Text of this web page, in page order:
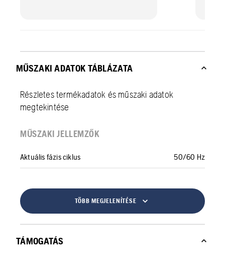
MŰSZAKI ADATOK TÁBLÁZATA
Részletes termékadatok és műszaki adatok
megtekintése
MŰSZAKI JELLEMZŐK
Aktuális fázis ciklus 50/60 Hz
TÖBB MEGJELENÍTÉSE
TÁMOGATÁS